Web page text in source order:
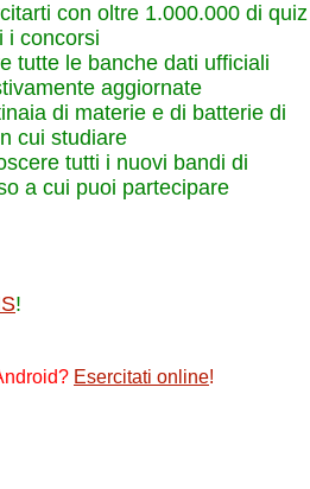
con oltre 1.000.000 di quiz
i concorsi
tutte le banche dati ufficiali
aggiornate
di materie e di batterie di
cui studiare
tutti i nuovi bandi di
a cui puoi partecipare
!
Esercitati online!